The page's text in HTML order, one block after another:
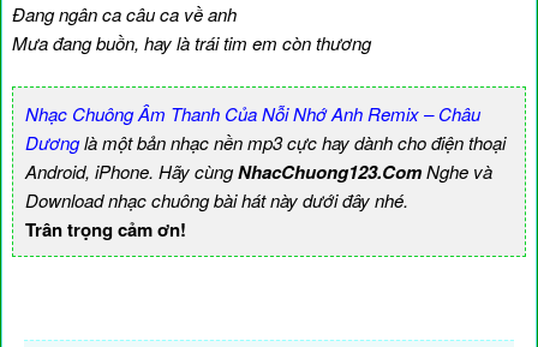
Đang ngân ca câu ca về anh
Mưa đang buồn, hay là trái tim em còn thương
Nhạc Chuông Âm Thanh Của Nỗi Nhớ Anh Remix – Châu
Dươnglà một bản nhạc nền mp3 cực hay dành cho điện thoại
Android, iPhone. Hãy cùngNhacChuong123.ComNghe và
Download nhạc chuông bài hát này dưới đây nhé.
Trân trọng cảm ơn!